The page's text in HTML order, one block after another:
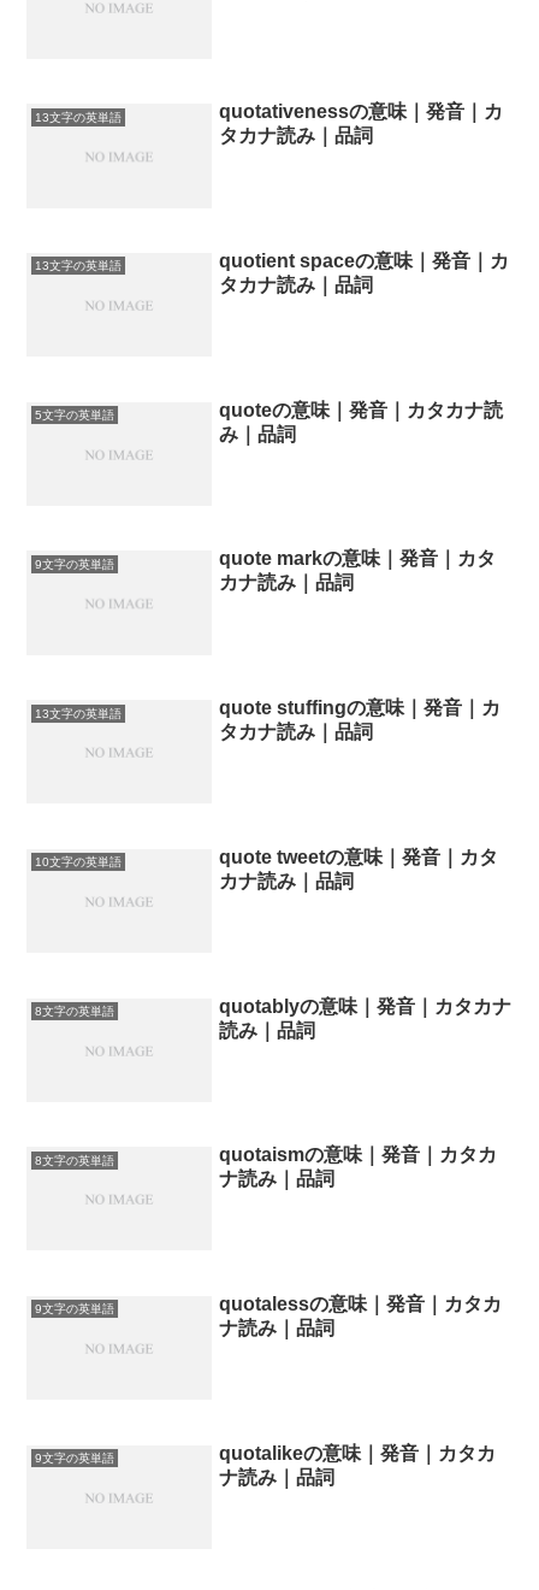
13文字の英単語
quotativenessの意味｜発音｜カ
タカナ読み｜品詞
13文字の英単語
quotient spaceの意味｜発音｜カ
タカナ読み｜品詞
5文字の英単語
quoteの意味｜発音｜カタカナ読
み｜品詞
9文字の英単語
quote markの意味｜発音｜カタ
カナ読み｜品詞
13文字の英単語
quote stuffingの意味｜発音｜カ
タカナ読み｜品詞
10文字の英単語
quote tweetの意味｜発音｜カタ
カナ読み｜品詞
8文字の英単語
quotablyの意味｜発音｜カタカナ
読み｜品詞
8文字の英単語
quotaismの意味｜発音｜カタカ
ナ読み｜品詞
9文字の英単語
quotalessの意味｜発音｜カタカ
ナ読み｜品詞
9文字の英単語
quotalikeの意味｜発音｜カタカ
ナ読み｜品詞